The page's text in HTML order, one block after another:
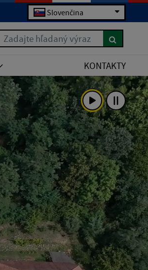
Slovenčina
Zadajte hľadaný výraz
KONTAKTY